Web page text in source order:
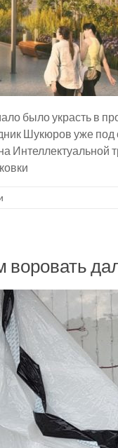
было украсть в
Шукюров уже под
Интеллектуальной
воровать